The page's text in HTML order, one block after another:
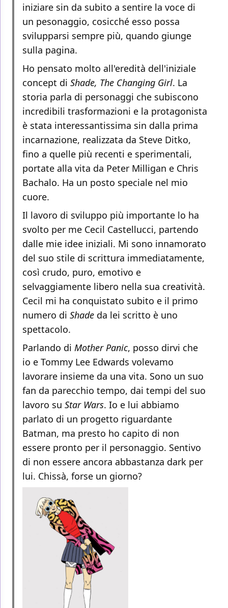
iniziare sin da subito a sentire la voce di
un pesonaggio, cosicché esso possa
svilupparsi sempre più, quando giunge
sulla pagina.
Ho pensato molto all'eredità dell'iniziale
concept di Shade, The Changing Girl. La
storia parla di personaggi che subiscono
incredibili trasformazioni e la protagonista
è stata interessantissima sin dalla prima
incarnazione, realizzata da Steve Ditko,
fino a quelle più recenti e sperimentali,
portate alla vita da Peter Milligan e Chris
Bachalo. Ha un posto speciale nel mio
cuore.
Il lavoro di sviluppo più importante lo ha
svolto per me Cecil Castellucci, partendo
dalle mie idee iniziali. Mi sono innamorato
del suo stile di scrittura immediatamente,
così crudo, puro, emotivo e
selvaggiamente libero nella sua creatività.
Cecil mi ha conquistato subito e il primo
numero di Shade da lei scritto è uno
spettacolo.
Parlando di Mother Panic, posso dirvi che
io e Tommy Lee Edwards volevamo
lavorare insieme da una vita. Sono un suo
fan da parecchio tempo, dai tempi del suo
lavoro su Star Wars. Io e lui abbiamo
parlato di un progetto riguardante
Batman, ma presto ho capito di non
essere pronto per il personaggio. Sentivo
di non essere ancora abbastanza dark per
lui. Chissà, forse un giorno?